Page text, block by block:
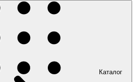
Каталог